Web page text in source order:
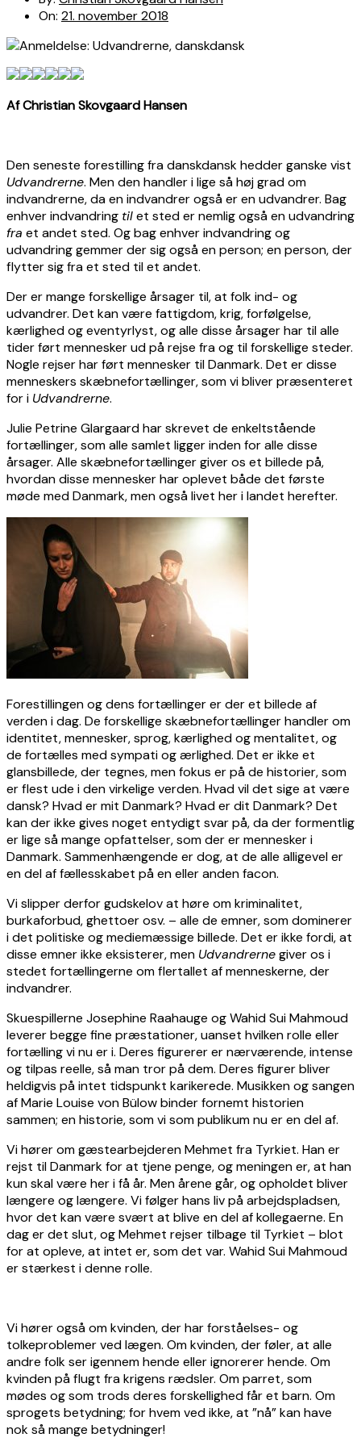
On: 21. november 2018
Af Christian Skovgaard Hansen
Den seneste forestilling fra danskdansk hedder ganske vist
Udvandrerne. Men den handler i lige så høj grad om
indvandrerne, da en indvandrer også er en udvandrer. Bag
enhver indvandring tilet sted er nemlig også en udvandring
fra et andet sted. Og bag enhver indvandring og
udvandring gemmer der sig også en person; en person, der
flytter sig fra et sted til et andet.
Der er mange forskellige årsager til, at folk ind- og
udvandrer. Det kan være fattigdom, krig, forfølgelse,
kærlighed og eventyrlyst, og alle disse årsager har til alle
tider ført mennesker ud på rejse fra og til forskellige steder.
Nogle rejser har ført mennesker til Danmark. Det er disse
menneskers skæbnefortællinger, som vi bliver præsenteret
for i Udvandrerne.
Julie Petrine Glargaard har skrevet de enkeltstående
fortællinger, som alle samlet ligger inden for alle disse
årsager. Alle skæbnefortællinger giver os et billede på,
hvordan disse mennesker har oplevet både det første
møde med Danmark, men også livet her i landet herefter.
Forestillingen og dens fortællinger er der et billede af
verden i dag. De forskellige skæbnefortællinger handler om
identitet, mennesker, sprog, kærlighed og mentalitet, og
de fortælles med sympati og ærlighed. Det er ikke et
glansbillede, der tegnes, men fokus er på de historier, som
er flest ude i den virkelige verden. Hvad vil det sige at være
dansk? Hvad er mit Danmark? Hvad er dit Danmark? Det
kan der ikke gives noget entydigt svar på, da der formentlig
er lige så mange opfattelser, som der er mennesker i
Danmark. Sammenhængende er dog, at de alle alligevel er
en del af fællesskabet på en eller anden facon.
Vi slipper derfor gudskelov at høre om kriminalitet,
burkaforbud, ghettoer osv. – alle de emner, som dominerer
i det politiske og mediemæssige billede. Det er ikke fordi, at
disse emner ikke eksisterer, men Udvandrernegiver os i
stedet fortællingerne om flertallet af menneskerne, der
indvandrer.
Skuespillerne Josephine Raahauge og Wahid Sui Mahmoud
leverer begge fine præstationer, uanset hvilken rolle eller
fortælling vi nu er i. Deres figurerer er nærværende, intense
og tilpas reelle, så man tror på dem. Deres figurer bliver
heldigvis på intet tidspunkt karikerede. Musikken og sangen
af Marie Louise von Bülow binder fornemt historien
sammen; en historie, som vi som publikum nu er en del af.
Vi hører om gæstearbejderen Mehmet fra Tyrkiet. Han er
rejst til Danmark for at tjene penge, og meningen er, at han
kun skal være her i få år. Men årene går, og opholdet bliver
længere og længere. Vi følger hans liv på arbejdspladsen,
hvor det kan være svært at blive en del af kollegaerne. En
dag er det slut, og Mehmet rejser tilbage til Tyrkiet – blot
for at opleve, at intet er, som det var. Wahid Sui Mahmoud
er stærkest i denne rolle.
Vi hører også om kvinden, der har forståelses- og
tolkeproblemer ved lægen. Om kvinden, der føler, at alle
andre folk ser igennem hende eller ignorerer hende. Om
kvinden på flugt fra krigens rædsler. Om parret, som
mødes og som trods deres forskellighed får et barn. Om
sprogets betydning; for hvem ved ikke, at ”nå” kan have
nok så mange betydninger!